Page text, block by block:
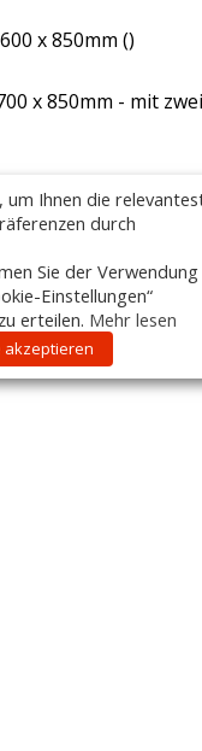
x 850mm ()
x 850mm - mit
um Ihnen die
durch
Sie der Verwendung
Einstellungen“
erteilen. Mehr lesen
akzeptieren